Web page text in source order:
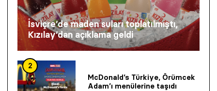
İsviçre’de maden suları toplatılmıştı,
Kızılay’dan açıklama geldi
2
McDonald’s Türkiye, Örümcek
Adam’ı menülerine taşıdı